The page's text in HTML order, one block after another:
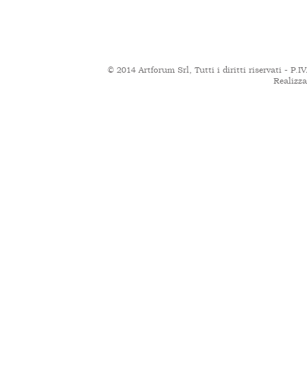
© 2014 Artforum Srl, Tutti i diritti riservati -